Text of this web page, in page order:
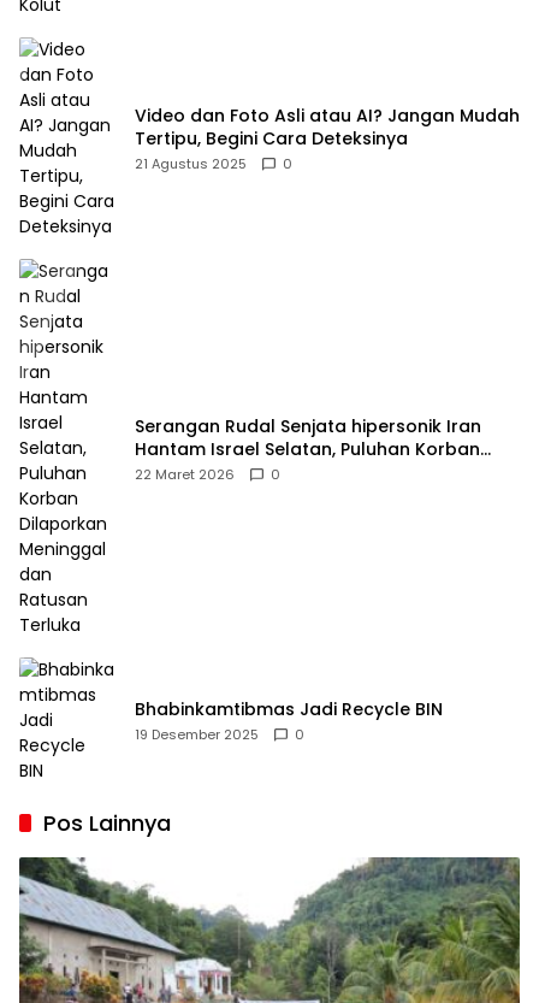
Video dan Foto Asli atau AI? Jangan Mudah
Tertipu, Begini Cara Deteksinya
21 Agustus 2025 0
Serangan Rudal Senjata hipersonik Iran
Hantam Israel Selatan, Puluhan Korban
Dilaporkan Meninggal dan Ratusan Terluka
22 Maret 2026 0
Bhabinkamtibmas Jadi Recycle BIN
19 Desember 2025 0
Pos Lainnya